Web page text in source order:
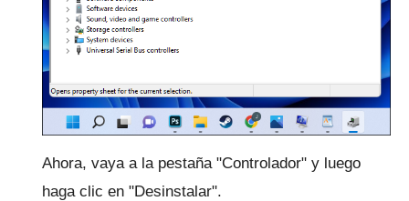
Ahora, vaya a la pestaña "Controlador" y luego
haga clic en "Desinstalar".